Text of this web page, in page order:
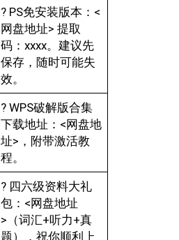
? PS免安装版本：<
网盘地址> 提取
码：xxxx。建议先
保存，随时可能失
效。
? WPS破解版合集
下载地址：<网盘地
址>，附带激活教
程。
? 四六级资料大礼
包：<网盘地址
>（词汇+听力+真
题），祝你顺利上